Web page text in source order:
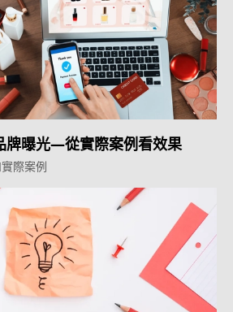
牌曝光—從實際案例看效果
際案例